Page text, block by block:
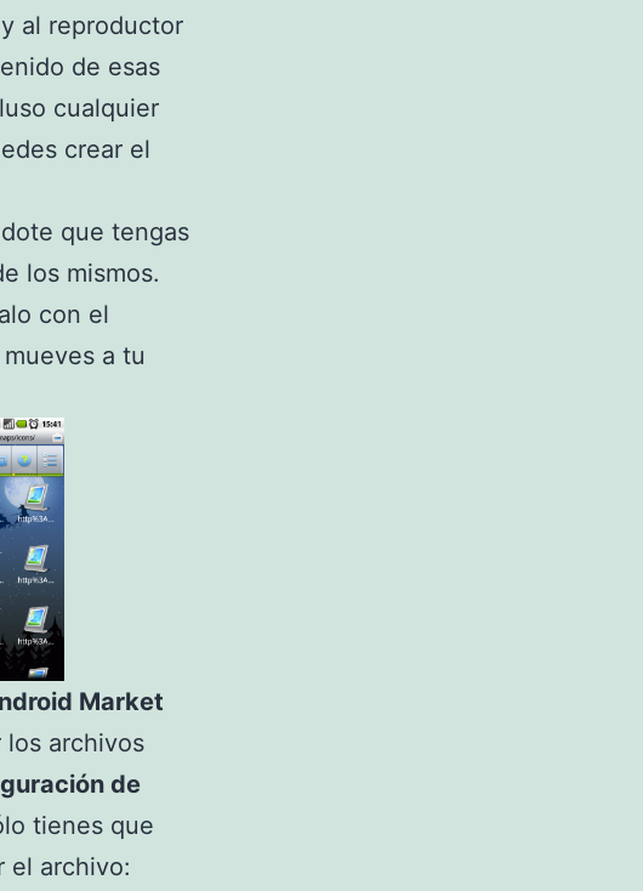
al reproductor
de esas
cualquier
crear el
que tengas
los mismos.
con el
a tu
Market
los archivos
de
tienes que
el archivo: